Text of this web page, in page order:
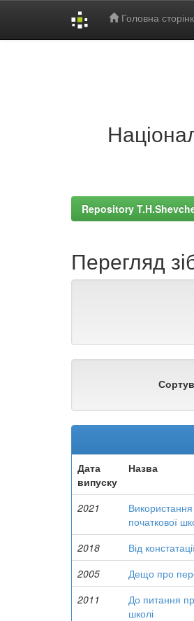
Головна
Repository
Перегляд
Дата
випуску
Назва
2021
Використання
початкової
2018 Від
2005
Дещо про
2011
До питання
школі